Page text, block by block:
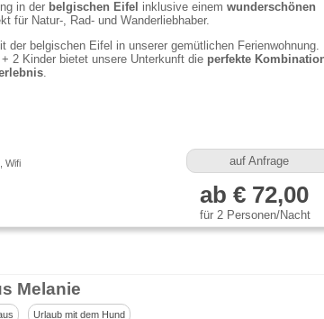
in der belgischen Eifel inklusive einem wunderschönen
für Natur-, Rad- und Wanderliebhaber.
der belgischen Eifel in unserer gemütlichen Ferienwohnung.
2 Kinder bietet unsere Unterkunft die perfekte
.
Wifi auf Anfrage
ab € 72,00
für 2 Personen/Nacht
Melanie
Urlaub mit dem Hund